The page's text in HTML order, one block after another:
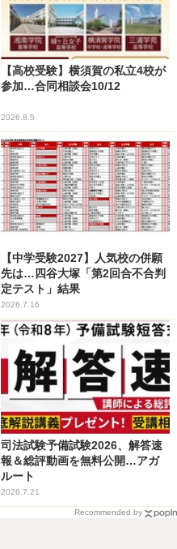
【高校受験】横須賀の私立4校が
参加…合同相談会10/12
2026.8.5
【中学受験2027】人気校の併願
先は…四谷大塚「第2回合不合判
定テスト」結果
2026.7.16
司法試験予備試験2026、解答速
報＆総評動画を無料公開…アガ
ルート
2026.7.21
Recommended by